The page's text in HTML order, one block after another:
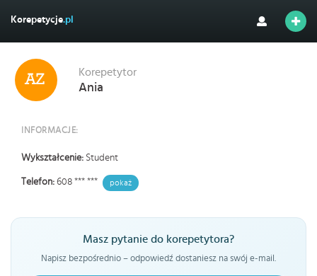
Korepetycje.pl
Korepetytor
Ania
INFORMACJE:
Wykształcenie: Student
Telefon: 608 *** *** pokaż
Masz pytanie do korepetytora?
Napisz bezpośrednio – odpowiedź dostaniesz na swój e-mail.